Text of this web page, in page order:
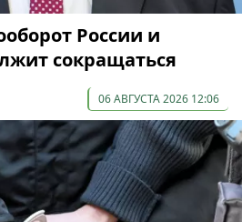
России и
сокращаться
06 АВГУСТА 2026 12:06